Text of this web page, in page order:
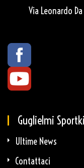
Via Leonardo
Guglielmi
Ultime News
Contattaci